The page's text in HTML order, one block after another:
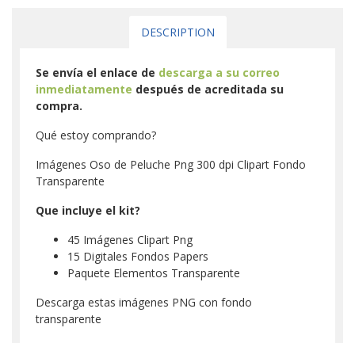
DESCRIPTION
Se envía el enlace de descarga a su correo
inmediatamente después de acreditada su
compra.
Qué estoy comprando?
Imágenes Oso de Peluche Png 300 dpi Clipart Fondo
Transparente
Que incluye el kit?
45 Imágenes Clipart Png
15 Digitales Fondos Papers
Paquete Elementos Transparente
Descarga estas imágenes PNG con fondo
transparente